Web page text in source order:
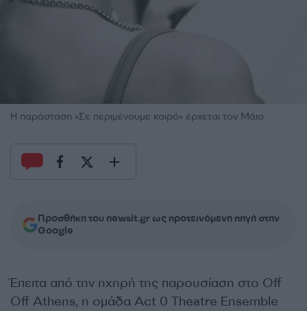
Η παράσταση «Σε περιμένουμε καιρό» έρχεται τον Μάιο
Προσθήκη του newsit.gr ως προτεινόμενη πηγή στην
Google
Έπειτα από την ηχηρή της παρουσίαση στο Off
Off Athens, η ομάδα Act 0 Theatre Ensemble